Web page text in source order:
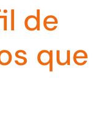
de
que